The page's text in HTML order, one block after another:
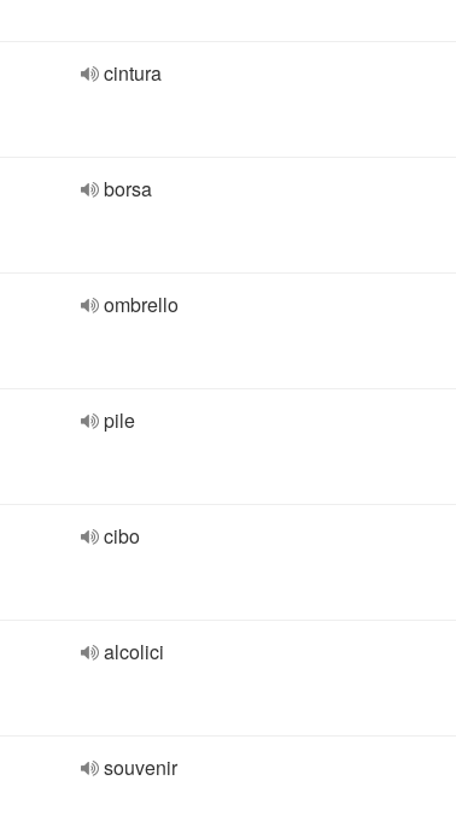
cintura
borsa
ombrello
pile
cibo
alcolici
souvenir